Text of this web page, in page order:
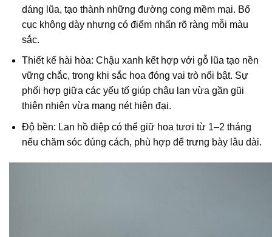
dáng lũa, tạo thành những đường cong mềm mại. Bố
cục không dày nhưng có điểm nhấn rõ ràng mỗi màu
sắc.
Thiết kế hài hòa: Chậu xanh kết hợp với gỗ lũa tạo nền
vững chắc, trong khi sắc hoa đóng vai trò nổi bật. Sự
phối hợp giữa các yếu tố giúp chậu lan vừa gần gũi
thiên nhiên vừa mang nét hiện đại.
Độ bền: Lan hồ điệp có thể giữ hoa tươi từ 1–2 tháng
nếu chăm sóc đúng cách, phù hợp để trưng bày lâu dài.